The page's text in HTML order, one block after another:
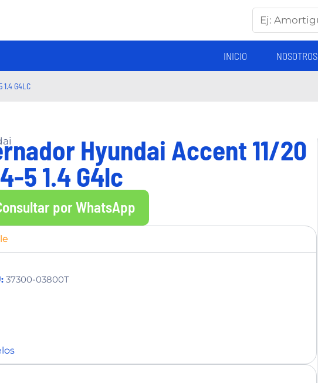
INICIO NOSOTROS
1.4 G4LC
Hyundai Accent 11/20
5 1.4 G4lc
por WhatsApp
37300-03800T